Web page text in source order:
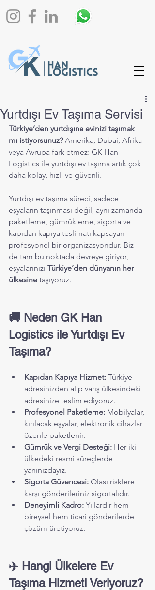
Yurtdışı Ev Taşıma Servisi
Türkiye’den yurtdışına evinizi taşımak
mı istiyorsunuz? Amerika, Dubai, Afrika
veya Avrupa fark etmez; GK Han
Logistics ile yurtdışı ev taşıma artık çok
daha kolay, hızlı ve güvenli.
Yurtdışı ev taşıma süreci, sadece
eşyaların taşınması değil; aynı zamanda
paketleme, gümrükleme, sigorta ve
kapıdan kapıya teslimatı kapsayan
profesyonel bir organizasyondur. Biz
de tam bu noktada devreye giriyor,
eşyalarınızı Türkiye’den dünyanın her
ülkesine taşıyoruz.
🚚 Neden GK Han
Logistics ile Yurtdışı Ev
Taşıma?
Kapıdan Kapıya Hizmet: Türkiye
adresinizden alıp varış ülkesindeki
adresinize teslim ediyoruz.
Profesyonel Paketleme: Mobilyalar,
kırılacak eşyalar, elektronik cihazlar
özenle paketlenir.
Gümrük ve Vergi Desteği: Her iki
ülkedeki resmi süreçlerde
yanınızdayız.
Sigorta Güvencesi: Olası risklere
karşı gönderileriniz sigortalıdır.
Deneyimli Kadro: Yıllardır hem
bireysel hem ticari gönderilerde
çözüm üretiyoruz.
✈️ Hangi Ülkelere Ev
Taşıma Hizmeti Veriyoruz?